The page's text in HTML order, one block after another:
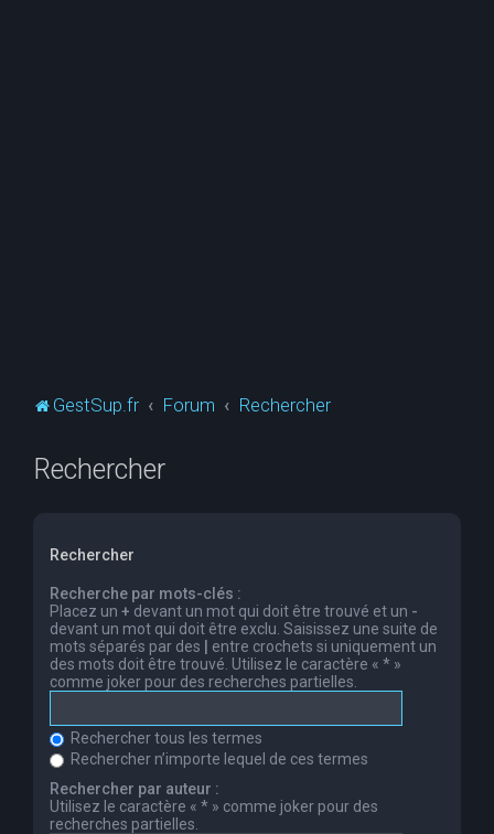
GestSup.fr Forum Rechercher
Rechercher
Rechercher
Recherche par mots-clés :
Placez un + devant un mot qui doit être trouvé et un -
devant un mot qui doit être exclu. Saisissez une suite de
mots séparés par des
entre crochets si uniquement un
des mots doit être trouvé. Utilisez le caractère « * »
comme joker pour des recherches partielles.
Rechercher tous les termes
Rechercher n’importe lequel de ces termes
Rechercher par auteur :
Utilisez le caractère « * » comme joker pour des
recherches partielles.